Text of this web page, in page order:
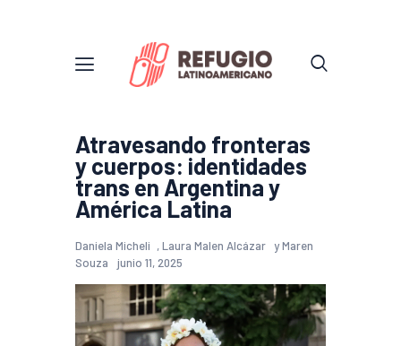
Atravesando fronteras
y cuerpos: identidades
trans en Argentina y
América Latina
Daniela Micheli ,Laura Malen Alcázar yMaren
Souza
junio 11, 2025